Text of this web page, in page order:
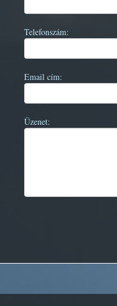
Telefonszám:
Email cím:
Üzenet: